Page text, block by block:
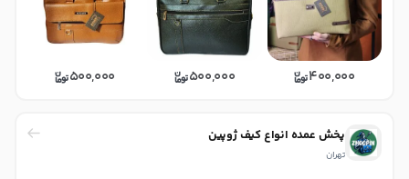
400,000
500,000
500,000
پخش عمده انواع کیف ژوپین
تهران